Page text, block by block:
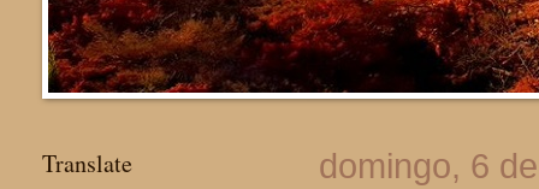
domingo, 6
Translate